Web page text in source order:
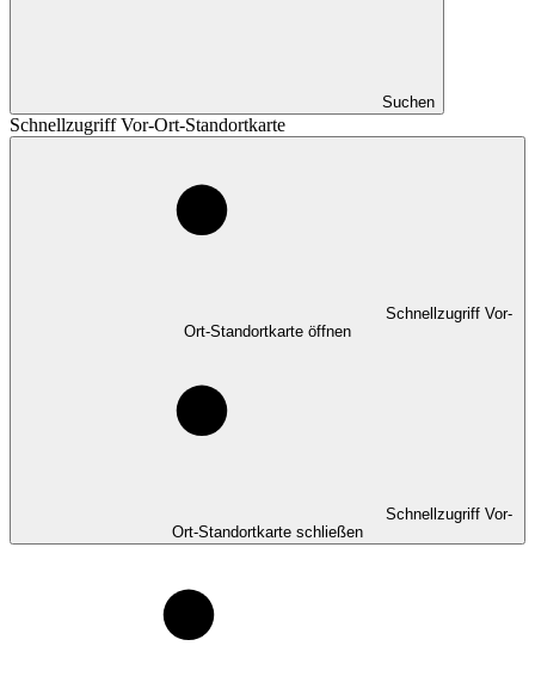
Suchen
Schnellzugriff Vor-Ort-Standortkarte
Schnellzugriff Vor-
Ort-Standortkarte öffnen
Schnellzugriff Vor-
Ort-Standortkarte schließen